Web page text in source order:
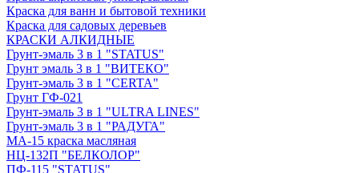
Краска для ванн и бытовой техники
Краска для садовых деревьев
КРАСКИ АЛКИДНЫЕ
Грунт-эмаль 3 в 1 "STATUS"
Грунт эмаль 3 в 1 "ВИТЕКО"
Грунт-эмаль 3 в 1 "CERTA"
Грунт ГФ-021
Грунт-эмаль 3 в 1 "ULTRA LINES"
Грунт-эмаль 3 в 1 "РАДУГА"
МА-15 краска масляная
НЦ-132П "БЕЛКОЛОР"
ПФ-115 "STATUS"